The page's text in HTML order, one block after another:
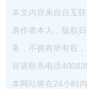
本文内容来自自互
表作者本人，版权
务，不拥有所有权
容请联系电话
本网站将在24小时